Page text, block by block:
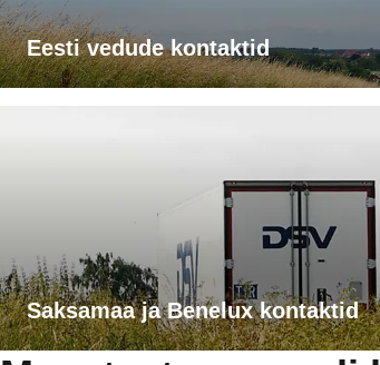
Eesti vedude kontaktid
Saksamaa ja Benelux kontaktid